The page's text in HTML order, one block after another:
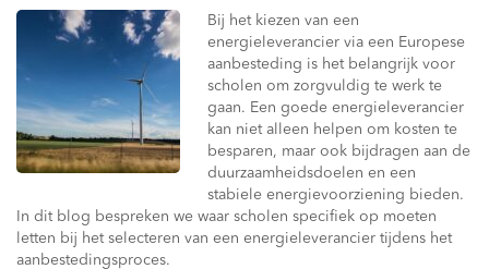
Bij het kiezen van een
energieleverancier via een Europese
aanbesteding is het belangrijk voor
scholen om zorgvuldig te werk te
gaan. Een goede energieleverancier
kan niet alleen helpen om kosten te
besparen, maar ook bijdragen aan de
duurzaamheidsdoelen en een
stabiele energievoorziening bieden.
In dit blog bespreken we waar scholen specifiek op moeten
letten bij het selecteren van een energieleverancier tijdens het
aanbestedingsproces.